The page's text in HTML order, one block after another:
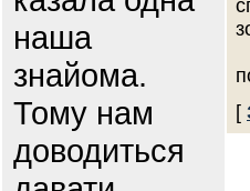
наша
знайома.
Тому нам
доводиться
[